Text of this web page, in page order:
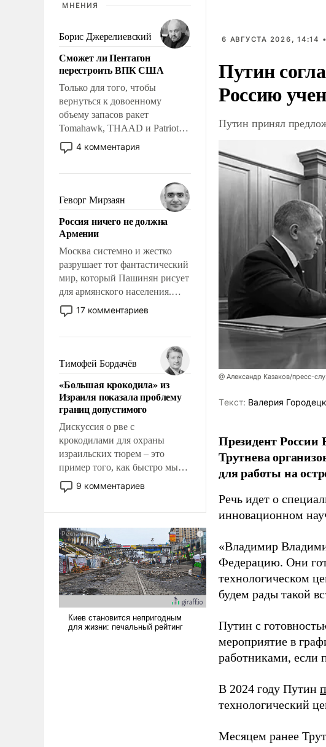
МНЕНИЯ
Борис Джерелиевский
Сможет ли Пентагон
перестроить ВПК США
Только для того, чтобы
вернуться к довоенному
объему запасов ракет
Tomahawk, THAAD и Patriot
США потребуется более трех
лет. Даже небольшая война с
Сложившаяся ситуация
означает многолетний период
уязвимости США, например,
перед Китаем.
4 комментария
Геворг Мирзаян
Россия ничего не должна
Армении
Москва системно и жестко
разрушает тот фантастический
мир, который Пашинян рисует
для армянского населения.
Мир, где политические
прожекты будут безусловно
налогоплательщиков и где
Еревану за свои поступки не
нужно отвечать.
17 комментариев
Тимофей Бордачёв
«Большая крокодила» из
Израиля показала проблему
границ допустимого
Дискуссия о рве с
крокодилами для охраны
израильских тюрем – это
пример того, как быстро мы
двигаемся по пути
революционных изменений.
псевдонаучной фантастики,
стало всерьез обсуждаемой
идеей.
9 комментариев
6 АВГУСТА 2026, 14:14 •
Путин
Россию
Путин принял
@ Александр Казаков/пресс-
Tекст: Валерия
Президент
Трутнева
для работы на
Речь идет о
инновационном
«Владимир
Федерацию. Они
технологическом
будем рады такой
Путин с
мероприятие в
работниками, если
В 2024 году Путин
технологический
Месяцем ранее